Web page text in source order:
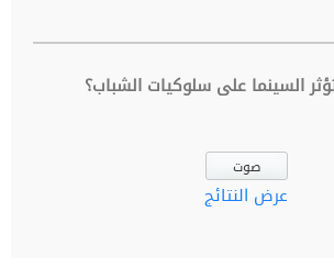
السينما على سلوكيات الشباب؟
عرض النتائج